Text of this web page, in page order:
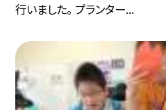
行いました。 プランター...